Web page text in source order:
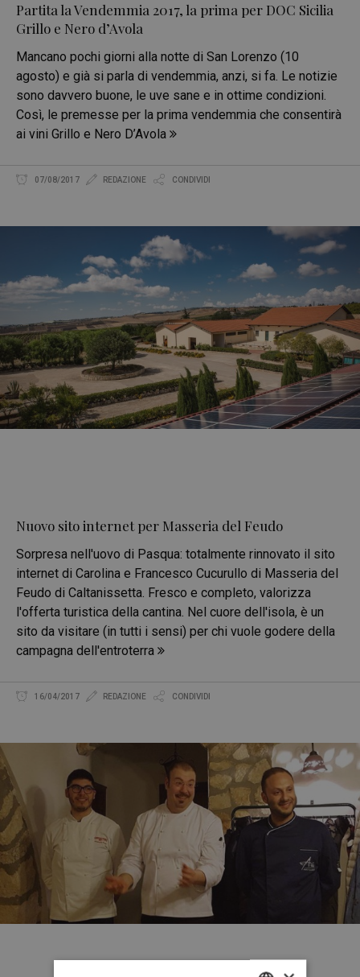
Partita la Vendemmia 2017, la prima per DOC Sicilia
Grillo e Nero d’Avola
Mancano pochi giorni alla notte di San Lorenzo (10
agosto) e già si parla di vendemmia, anzi, si fa. Le notizie
sono davvero buone, le uve sane e in ottime condizioni.
Così, le premesse per la prima vendemmia che consentirà
ai vini Grillo e Nero D’Avola
07/08/2017 REDAZIONE CONDIVIDI
Nuovo sito internet per Masseria del Feudo
Sorpresa nell'uovo di Pasqua: totalmente rinnovato il sito
internet di Carolina e Francesco Cucurullo di Masseria del
Feudo di Caltanissetta. Fresco e completo, valorizza
l'offerta turistica della cantina. Nel cuore dell'isola, è un
sito da visitare (in tutti i sensi) per chi vuole godere della
campagna dell'entroterra
16/04/2017 REDAZIONE CONDIVIDI